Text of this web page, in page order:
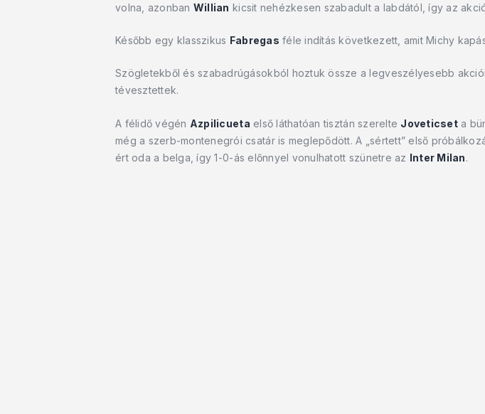
volna, azonban Willian kicsit nehézkesen szabadult a labdától, így az
Később egy klasszikus Fabregas féle indítás következett, amit Michy
Szögletekből és szabadrúgásokból hoztuk össze a legveszélyesebb
tévesztettek.
A félidő végén Azpilicueta első láthatóan tisztán szerelte Joveticseta
még a szerb-montenegrói csatár is meglepődött. A „sértett” első
ért oda a belga, így 1-0-ás előnnyel vonulhatott szünetre az Inter Milan.